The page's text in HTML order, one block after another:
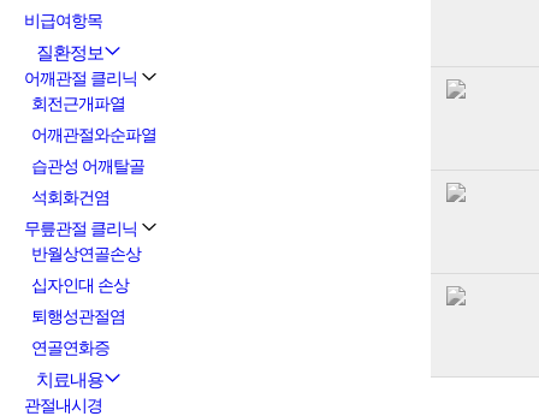
비급여항목
질환정보
어깨관절 클리닉
회전근개파열
어깨관절와순파열
습관성 어깨탈골
석회화건염
무릎관절 클리닉
반월상연골손상
십자인대 손상
퇴행성관절염
연골연화증
치료내용
관절내시경